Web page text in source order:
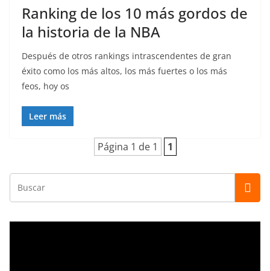
Ranking de los 10 más gordos de
la historia de la NBA
Después de otros rankings intrascendentes de gran
éxito como los más altos, los más fuertes o los más
feos, hoy os
Leer más
Página 1 de 1 1